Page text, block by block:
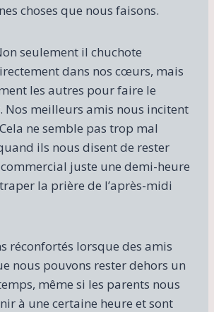
choses que nous faisons.
seulement il chuchote
dans nos cœurs, mais
les autres pour faire le
Nos meilleurs amis nous incitent
ne semble pas trop mal
ils nous disent de rester
juste une demi-heure
la prière de l’après-midi
réconfortés lorsque des amis
nous pouvons rester dehors un
même si les parents nous
à une certaine heure et sont